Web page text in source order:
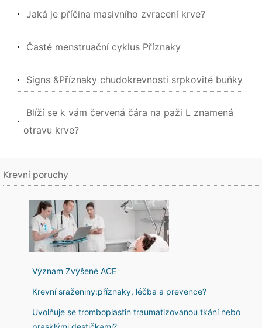
Jaká je příčina masivního zvracení krve?
Časté menstruační cyklus Příznaky
Signs &Příznaky chudokrevnosti srpkovité buňky
Blíží se k vám červená čára na paži L znamená
otravu krve?
Krevní poruchy
Význam Zvýšené ACE
Krevní sraženiny:příznaky, léčba a prevence?
Uvolňuje se tromboplastin traumatizovanou tkání nebo